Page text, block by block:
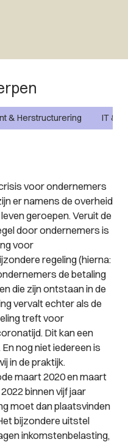
& Herstructurering IT &
voor ondernemers
er namens de overheid
geroepen. Veruit de
door ondernemers is
voor
regeling (hierna:
de betaling
die zijn ontstaan in de
vervalt echter als de
treft voor
Dit kan een
nog niet iedereen is
in de praktijk.
maart 2020 en maart
binnen vijf jaar
moet dan plaatsvinden
bijzondere uitstel
inkomstenbelasting,